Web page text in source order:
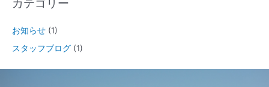
カテゴリー
お知らせ (1)
スタッフブログ (1)